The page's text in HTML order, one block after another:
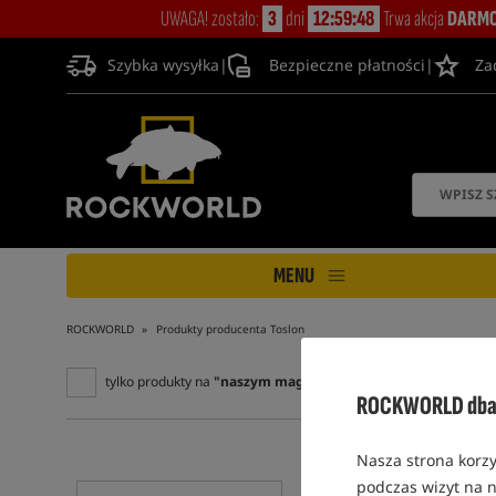
ROCKWORLD
Nasza strona
podczas wizyt na
UWAGA! zostało: 3 dni 12:59:48 Trwa akcja
Szybka wysyłka | Bezpieczne płatności |
MENU
ROCKWORLD Produkty producenta Toslon
tylko produkty na "naszym magazynie"
5,0